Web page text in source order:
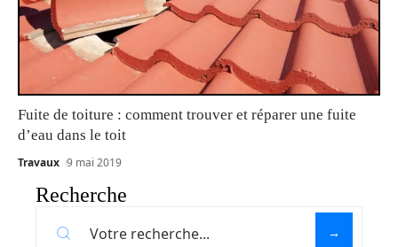
Fuite de toiture : comment trouver et réparer une fuite
d’eau dans le toit
Travaux 9 mai 2019
Recherche